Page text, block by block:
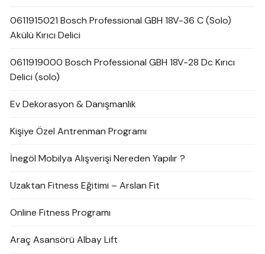
0611915021 Bosch Professional GBH 18V-36 C (Solo)
Akülü Kırıcı Delici
0611919000 Bosch Professional GBH 18V-28 Dc Kırıcı
Delici (solo)
Ev Dekorasyon & Danışmanlık
Kişiye Özel Antrenman Programı
İnegöl Mobilya Alışverişi Nereden Yapılır ?
Uzaktan Fitness Eğitimi – Arslan Fit
Online Fitness Programı
Araç Asansörü Albay Lift